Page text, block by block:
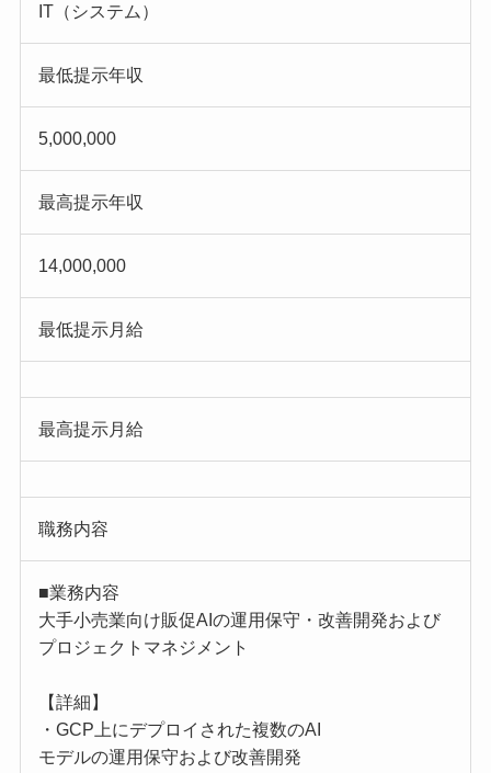
IT（システム）
最低提示年収
5,000,000
最高提示年収
14,000,000
最低提示月給
最高提示月給
職務内容
■業務内容
大手小売業向け販促AIの運用保守・改善開発および
プロジェクトマネジメント
【詳細】
・GCP上にデプロイされた複数のAI
モデルの運用保守および改善開発